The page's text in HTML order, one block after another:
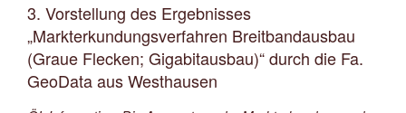
3. Vorstellung des Ergebnisses
„Markterkundungsverfahren Breitbandausbau
(Graue Flecken; Gigabitausbau)“ durch die Fa.
GeoData aus Westhausen